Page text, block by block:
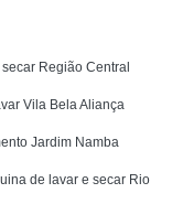
Região Central
Vila Bela Aliança
Jardim Namba
de lavar e secar Rio